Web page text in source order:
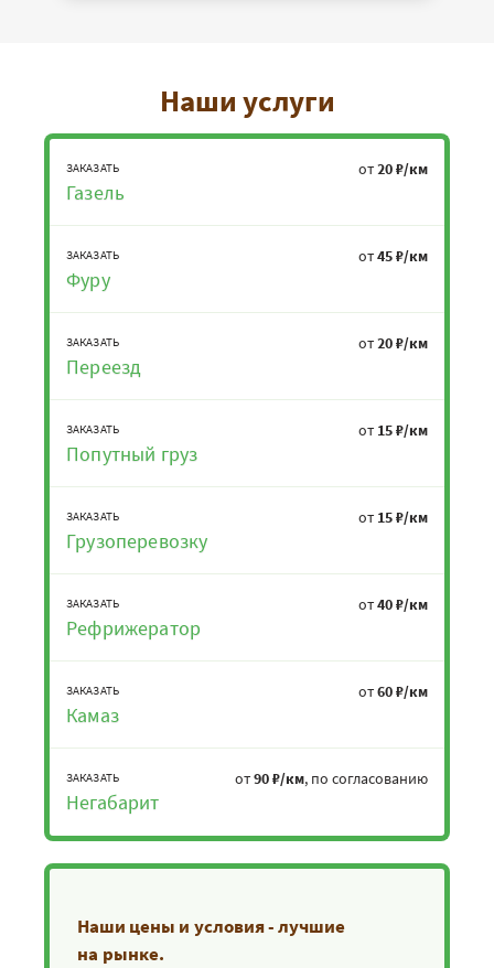
Наши услуги
ЗАКАЗАТЬ
Газель
от20 ₽/км
ЗАКАЗАТЬ
Фуру
от45 ₽/км
ЗАКАЗАТЬ
Переезд
от20 ₽/км
ЗАКАЗАТЬ
Попутный груз
от 15 ₽/км
ЗАКАЗАТЬ
Грузоперевозку
от 15 ₽/км
ЗАКАЗАТЬ
Рефрижератор
от40 ₽/км
ЗАКАЗАТЬ
Камаз
от60 ₽/км
ЗАКАЗАТЬ
Негабарит
от90 ₽/км, по согласованию
Наши цены и условия - лучшие
на рынке.